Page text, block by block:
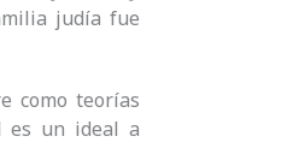
judía fue
como teorías
es un ideal a